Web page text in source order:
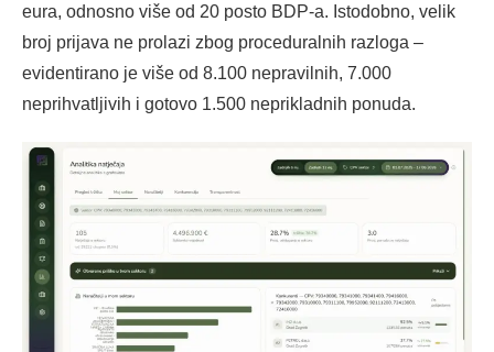
eura, odnosno više od 20 posto BDP-a. Istodobno, velik
broj prijava ne prolazi zbog proceduralnih razloga –
evidentirano je više od 8.100 nepravilnih, 7.000
neprihvatljivih i gotovo 1.500 neprikladnih ponuda.